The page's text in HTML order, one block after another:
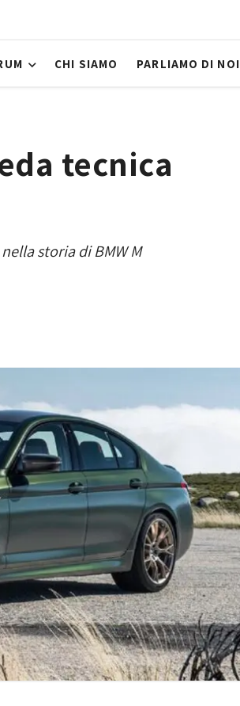
CHI SIAMO PARLIAMO DI NOI
tecnica
storia di BMW M